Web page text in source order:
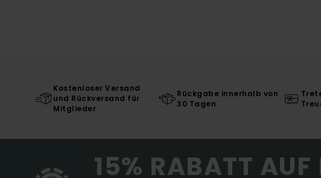
Kostenloser Versand
und Rückversand für
Mitglieder
Rückgabe innerhalb von
30 Tagen
15% RABATT AUF